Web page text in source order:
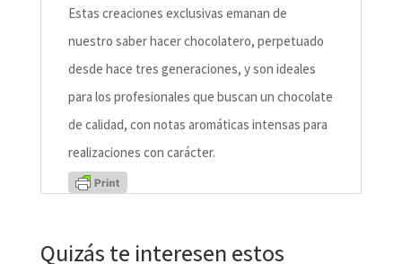
Estas creaciones exclusivas emanan de
nuestro saber hacer chocolatero, perpetuado
desde hace tres generaciones, y son ideales
para los profesionales que buscan un chocolate
de calidad, con notas aromáticas intensas para
realizaciones con carácter.
Quizás te interesen estos